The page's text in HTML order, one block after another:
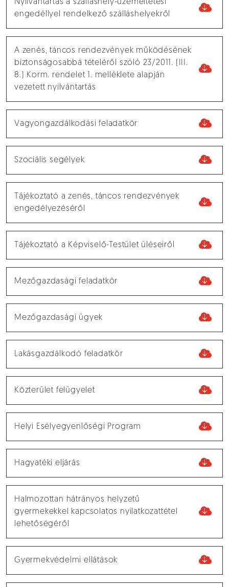
Nyilvántartás a szálláshely-üzemeltetési
engedéllyel rendelkező szálláshelyekről
A zenés, táncos rendezvények működésének
biztonságosabbá tételéről szóló 23/2011. (III.
8.) Korm. rendelet 1. melléklete alapján
vezetett nyilvántartás
Vagyongazdálkodási feladatkör
Szociális segélyek
Tájékoztató a zenés, táncos rendezvények
engedélyezéséről
Tájékoztató a Képviselő-Testület üléseiről
Mezőgazdasági feladatkör
Mezőgazdasági ügyek
Lakásgazdálkodó feladatkör
Közterület felügyelet
Helyi Esélyegyenlőségi Program
Hagyatéki eljárás
Halmozottan hátrányos helyzetű
gyermekekkel kapcsolatos nyilatkozattétel
lehetőségéről
Gyermekvédelmi ellátások